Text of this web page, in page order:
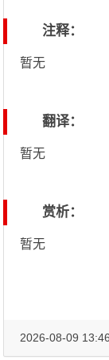
注释：
暂无
翻译：
暂无
赏析：
暂无
2026-08-09